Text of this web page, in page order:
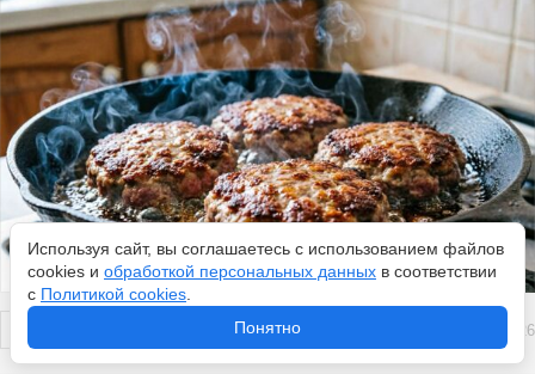
6 августа 2026
Используя сайт, вы соглашаетесь с использованием файлов
cookies и обработкой персональных данных в соответствии
с Политикой cookies
Понятно